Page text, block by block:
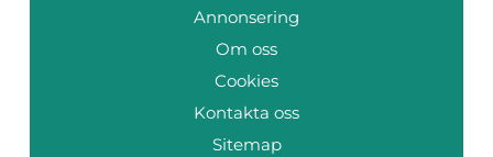
Annonsering
Om oss
Cookies
Kontakta oss
Sitemap